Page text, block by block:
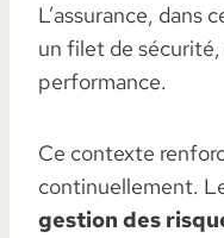
L’assurance, dans
un filet de
performance.
Ce contexte
continuellement.
gestion des